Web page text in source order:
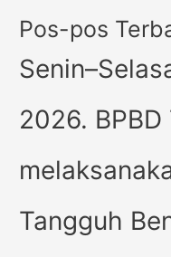
Pos-pos
2026.
Tangguh